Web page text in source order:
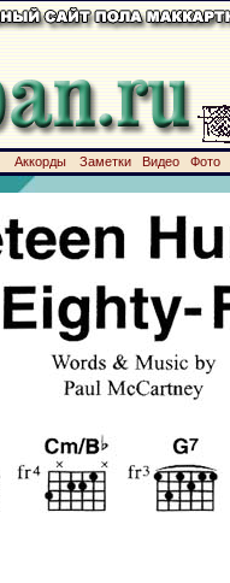
Аккорды Заметки Видео Фото